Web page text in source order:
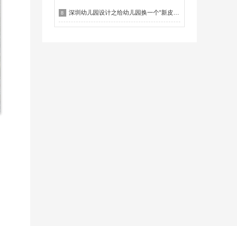
8 深圳幼儿园设计之给幼儿园换一个“新皮肤”